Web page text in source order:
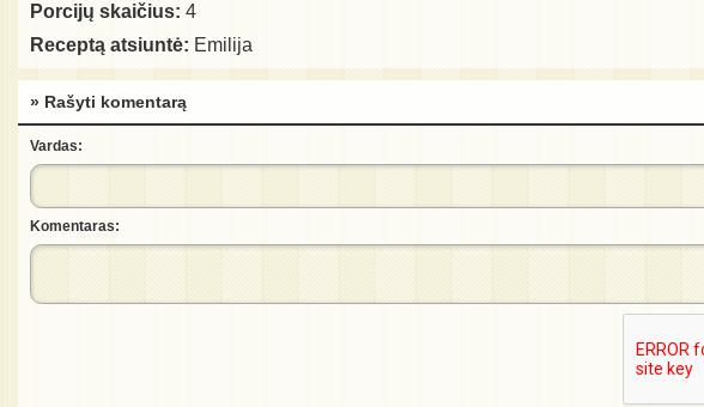
Porcijų skaičius: 4
Receptą atsiuntė: Emilija
» Rašyti komentarą
Vardas:
Komentaras: